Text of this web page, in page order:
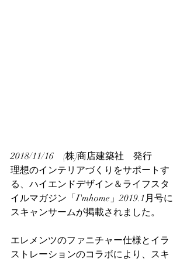
2018/11/16　(株)商店建築社　発行
理想のインテリアづくりをサポートす
る、ハイエンドデザイン＆ライフスタ
イルマガジン「I'mhome」2019.1月号に
スキャンサームが掲載されました。
エレメンツのファニチャー仕様とイラ
ストレーションのコラボにより、スキ